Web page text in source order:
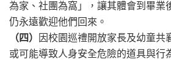
為家、社團為窩」，讓其體會到畢業
仍永遠歡迎他們回來。
（四）
因校園巡禮開放家長及幼童共
或可能導致人身安全危險的道具與行